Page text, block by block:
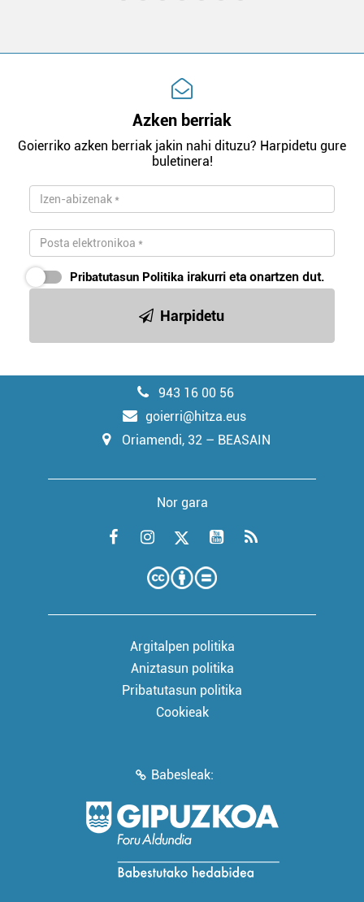
Azken berriak
Goierriko azken berriak jakin nahi dituzu? Harpidetu gure
buletinera!
Pribatutasun Politika irakurri eta onartzen dut.
Harpidetu
943 16 00 56
goierri@hitza.eus
Oriamendi, 32 – BEASAIN
Nor gara
Argitalpen politika
Aniztasun politika
Pribatutasun politika
Cookieak
Babesleak: